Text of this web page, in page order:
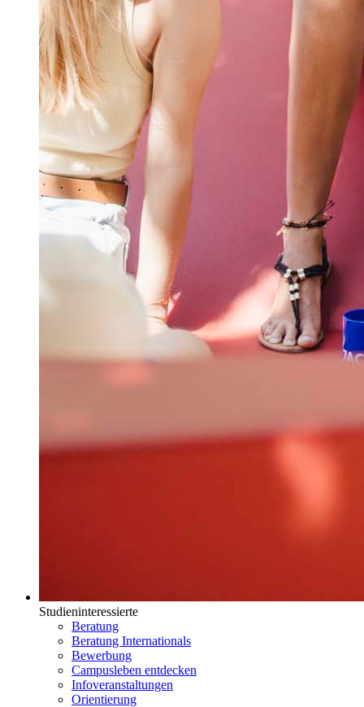
Studieninteressierte
Beratung
Beratung Internationals
Bewerbung
Campusleben entdecken
Infoveranstaltungen
Orientierung